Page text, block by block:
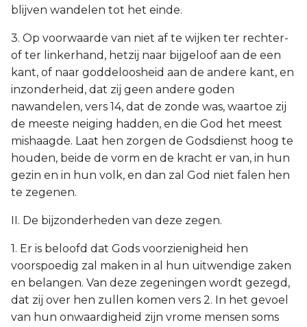
blijven wandelen tot het einde.
3. Op voorwaarde van niet af te wijken ter rechter-
of ter linkerhand, hetzij naar bijgeloof aan de een
kant, of naar goddeloosheid aan de andere kant, en
inzonderheid, dat zij geen andere goden
nawandelen, vers 14, dat de zonde was, waartoe zij
de meeste neiging hadden, en die God het meest
mishaagde. Laat hen zorgen de Godsdienst hoog te
houden, beide de vorm en de kracht er van, in hun
gezin en in hun volk, en dan zal God niet falen hen
te zegenen.
II. De bijzonderheden van deze zegen.
1. Er is beloofd dat Gods voorzienigheid hen
voorspoedig zal maken in al hun uitwendige zaken
en belangen. Van deze zegeningen wordt gezegd,
dat zij over hen zullen komen vers 2. In het gevoel
van hun onwaardigheid zijn vrome mensen soms